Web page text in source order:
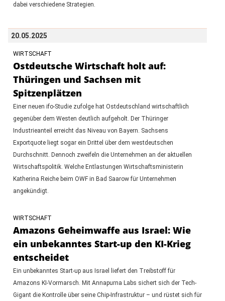
dabei verschiedene Strategien.
20.05.2025
WIRTSCHAFT
Ostdeutsche Wirtschaft holt auf:
Thüringen und Sachsen mit
Spitzenplätzen
Einer neuen ifo-Studie zufolge hat Ostdeutschland wirtschaftlich
gegenüber dem Westen deutlich aufgeholt. Der Thüringer
Industrieanteil erreicht das Niveau von Bayern. Sachsens
Exportquote liegt sogar ein Drittel über dem westdeutschen
Durchschnitt. Dennoch zweifeln die Unternehmen an der aktuellen
Wirtschaftspolitik. Welche Entlastungen Wirtschaftsministerin
Katherina Reiche beim OWF in Bad Saarow für Unternehmen
angekündigt.
WIRTSCHAFT
Amazons Geheimwaffe aus Israel: Wie
ein unbekanntes Start-up den KI-Krieg
entscheidet
Ein unbekanntes Start-up aus Israel liefert den Treibstoff für
Amazons KI-Vormarsch. Mit Annapurna Labs sichert sich der Tech-
Gigant die Kontrolle über seine Chip-Infrastruktur – und rüstet sich für